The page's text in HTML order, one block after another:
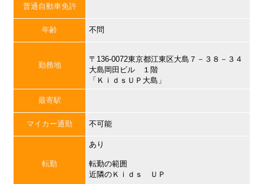
普通自動車免許
年齢 不問
勤務地
〒136-0072東京都江東区大島７－３８－３４
大島岡田ビル １階
「ＫｉｄｓＵＰ大島」
最寄駅
マイカー通勤 不可能
転勤
あり
転勤の範囲
近隣のＫｉｄｓ ＵＰ